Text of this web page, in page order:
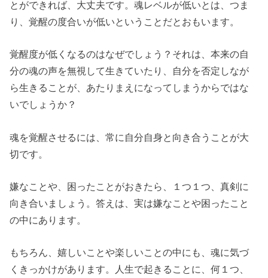
とができれば、大丈夫です。魂レベルが低いとは、つま
り、覚醒の度合いが低いということだとおもいます。
覚醒度が低くなるのはなぜでしょう？それは、本来の自
分の魂の声を無視して生きていたり、自分を否定しなが
ら生きることが、あたりまえになってしまうからではな
いでしょうか？
魂を覚醒させるには、常に自分自身と向き合うことが大
切です。
嫌なことや、困ったことがおきたら、１つ１つ、真剣に
向き合いましょう。答えは、実は嫌なことや困ったこと
の中にあります。
もちろん、嬉しいことや楽しいことの中にも、魂に気づ
くきっかけがあります。人生で起きることに、何１つ、